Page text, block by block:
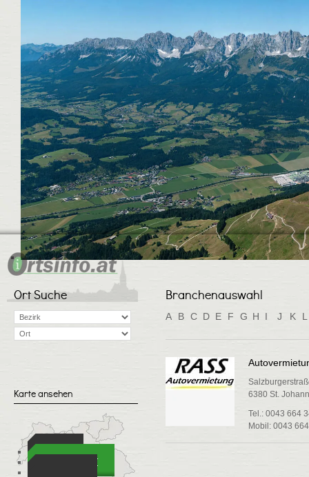
WIRTSCHAFT
Ort Suche
Karte ansehen
Branchenauswahl
A B C D E F G H I J K L
6380 St.
Tel.: 0043 664
Mobil: 0043